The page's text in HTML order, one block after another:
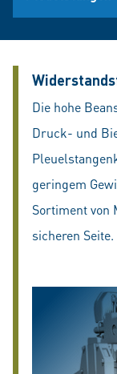
Die hohe
Druck- und
geringem
Sortiment von
sicheren Seite.